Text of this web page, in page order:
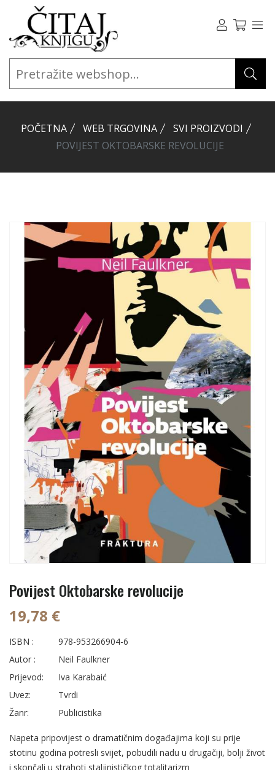
POČETNA WEB TRGOVINA
SVI PROIZVODI
POVIJEST OKTOBARSKE REVOLUCIJE
Povijest Oktobarske revolucije
19,78 €
ISBN :
978-953266904-6
Autor :
Neil Faulkner
Prijevod:
Iva Karabaić
Uvez:
Tvrdi
Žanr:
Publicistika
Napeta pripovijest o dramatičnim događajima koji su prije
stotinu godina potresli svijet, pobudili nadu u drugačiji, bolji život
i skončali u strahoti staljinističkog totalitarizm